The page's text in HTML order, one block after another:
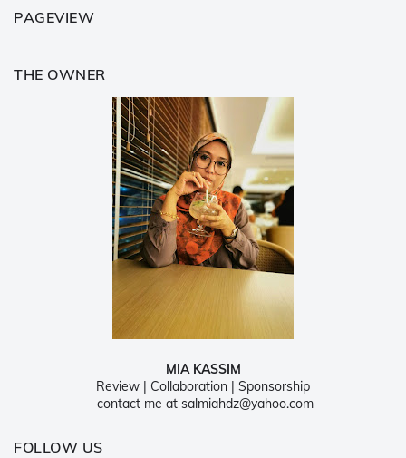
PAGEVIEW
THE OWNER
MIA KASSIM
Review | Collaboration | Sponsorship
contact me at salmiahdz@yahoo.com
FOLLOW US